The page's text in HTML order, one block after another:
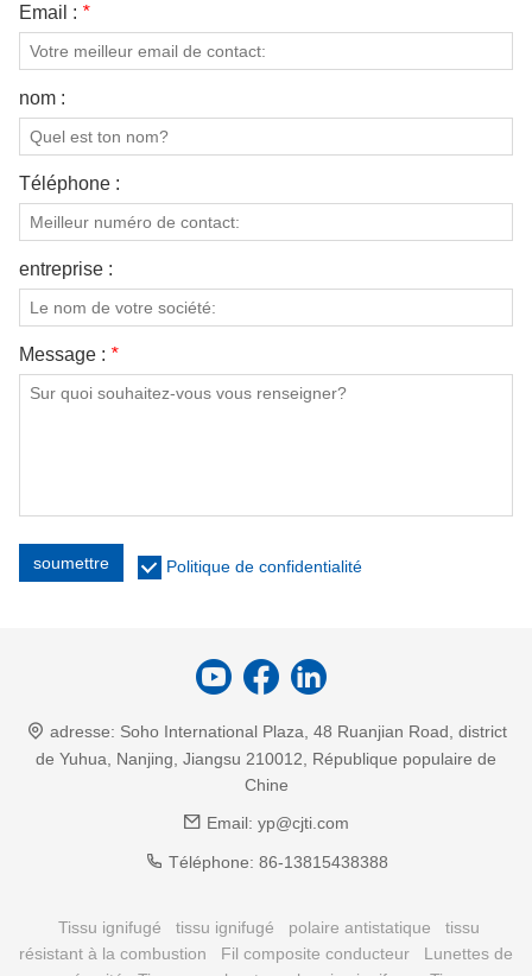
Email : *
nom :
Téléphone :
entreprise :
Message : *
soumettre Politique de confidentialité
adresse: Soho International Plaza, 48 Ruanjian Road, district
de Yuhua, Nanjing, Jiangsu 210012, République populaire de
Chine
Email: yp@cjti.com
Téléphone: 86-13815438388
Tissu ignifugé tissu ignifugé polaire antistatique
tissu
résistant à la combustion
Fil composite conducteur
Lunettes de